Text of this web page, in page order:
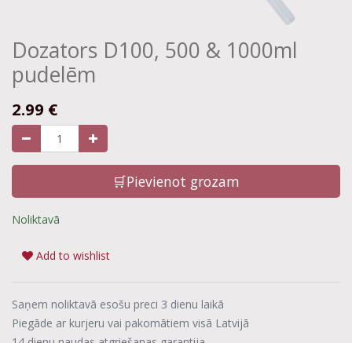
Dozators D100, 500 & 1000ml
pudelēm
2.99 €
🛒Pievienot grozam
Noliktavā
Add to wishlist
Saņem noliktavā esošu preci 3 dienu laikā
Piegāde ar kurjeru vai pakomātiem visā Latvijā